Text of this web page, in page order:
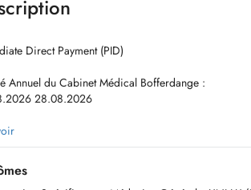
Direct Payment (PID)
Annuel du Cabinet Médical Bofferdange :
28.08.2026
patients sont pries d'envoyer par email-
pour que le rendez-vous soit accepté.
horaire par patient svp